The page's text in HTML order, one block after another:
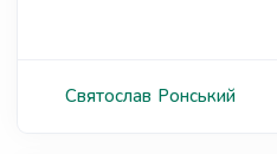
Святослав Ронський